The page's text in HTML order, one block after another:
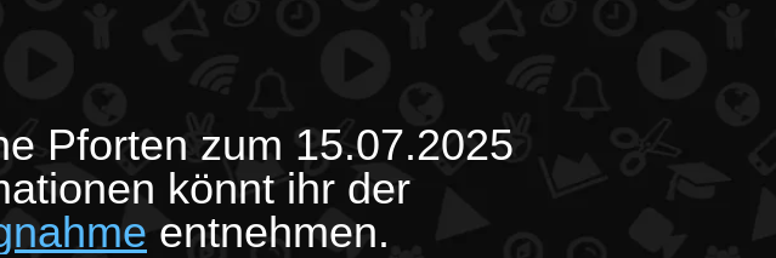
Pforten zum 15.07.2025
könnt ihr der
entnehmen.